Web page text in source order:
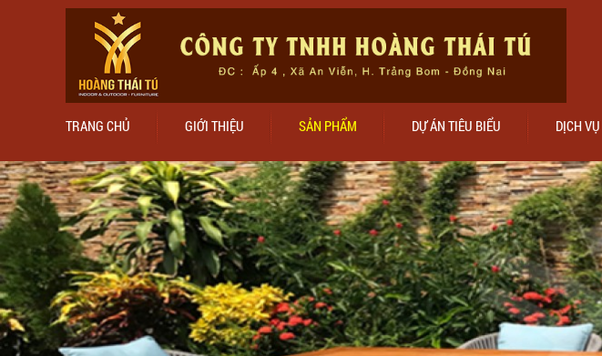
TRANG CHỦ GIỚI THIỆU SẢN PHẨM DỰ ÁN TIÊU BIỂU DỊCH VỤ